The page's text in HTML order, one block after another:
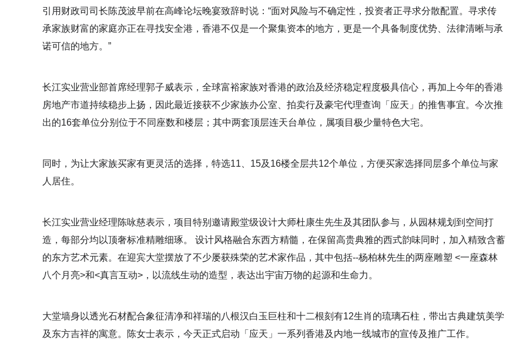
引用财政司司长陈茂波早前在高峰论坛晚宴致辞时说：“面对风险与不确定性，投资者正寻求分散配置。寻求传
承家族财富的家庭亦正在寻找安全港，香港不仅是一个聚集资本的地方，更是一个具备制度优势、法律清晰与承
诺可信的地方。”
长江实业营业部首席经理郭子威表示，全球富裕家族对香港的政治及经济稳定程度极具信心，再加上今年的香港
房地产市道持续稳步上扬，因此最近接获不少家族办公室、拍卖行及豪宅代理查询「应天」的推售事宜。今次推
出的16套单位分别位于不同座数和楼层；其中两套顶层连天台单位，属项目极少量特色大宅。
同时，为让大家族买家有更灵活的选择，特选11、15及16楼全层共12个单位，方便买家选择同层多个单位与家
人居住。
长江实业营业经理陈咏慈表示，项目特别邀请殿堂级设计大师杜康生先生及其团队参与，从园林规划到空间打
造，每部分均以顶奢标准精雕细琢。 设计风格融合东西方精髓，在保留高贵典雅的西式韵味同时，加入精致含蓄
的东方艺术元素。在迎宾大堂摆放了不少屡获殊荣的艺术家作品，其中包括--杨柏林先生的两座雕塑 <一座森林
八个月亮>和<真言互动>，以流线生动的造型，表达出宇宙万物的起源和生命力。
大堂墙身以透光石材配合象征清净和祥瑞的八根汉白玉巨柱和十二根刻有12生肖的琉璃石柱，带出古典建筑美学
及东方吉祥的寓意。陈女士表示，今天正式启动「应天」一系列香港及内地一线城市的宣传及推广工作。